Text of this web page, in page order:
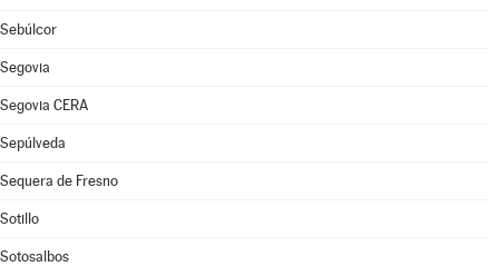
Sebúlcor
Segovia
Segovia CERA
Sepúlveda
Sequera de Fresno
Sotillo
Sotosalbos